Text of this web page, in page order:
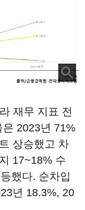
재무 지표 전
2023년 71%
상승했고 차
17~18% 수
했다. 순차입
년 18.3%, 20